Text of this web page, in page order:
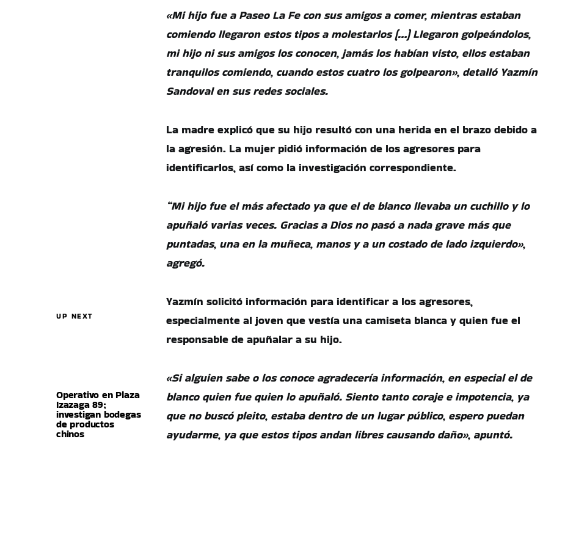
UP NEXT
Operativo en Plaza
Izazaga 89;
investigan bodegas
de productos
chinos
«Mi hijo fue a Paseo La Fe con sus amigos a comer, mientras estaban
comiendo llegaron estos tipos a molestarlos (…) Llegaron golpeándolos,
mi hijo ni sus amigos los conocen, jamás los habían visto, ellos estaban
tranquilos comiendo, cuando estos cuatro los golpearon», detalló Yazmín
Sandoval en sus redes sociales.
La madre explicó que su hijo resultó con una herida en el brazo debido a
la agresión. La mujer pidió información de los agresores para
identificarlos, así como la investigación correspondiente.
“Mi hijo fue el más afectado ya que el de blanco llevaba un cuchillo y lo
apuñaló varias veces. Gracias a Dios no pasó a nada grave más que
puntadas, una en la muñeca, manos y a un costado de lado izquierdo»,
agregó.
Yazmín solicitó información para identificar a los agresores,
especialmente al joven que vestía una camiseta blanca y quien fue el
responsable de apuñalar a su hijo.
«Si alguien sabe o los conoce agradecería información, en especial el de
blanco quien fue quien lo apuñaló. Siento tanto coraje e impotencia, ya
que no buscó pleito, estaba dentro de un lugar público, espero puedan
ayudarme, ya que estos tipos andan libres causando daño», apuntó.